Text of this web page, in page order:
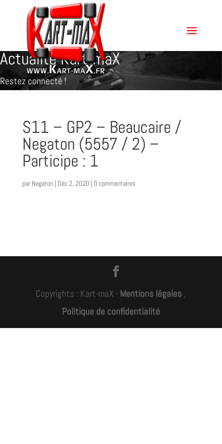
Actualité Kart-maX
Restez connecté !
S11 – GP2 – Beaucaire /
Negaton (5557 / 2) –
Participe : 1
par Negaton| Déc 2, 2020| 0 commentaires
Copyrights : Kart-maX - Mentions légales ,
Politique de confidentialité